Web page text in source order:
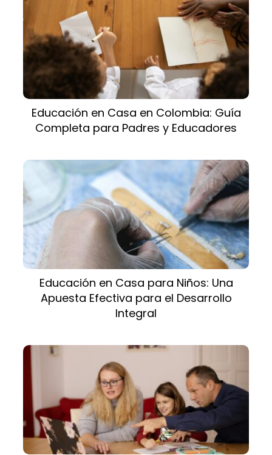
Educación en Casa en Colombia: Guía
Completa para Padres y Educadores
Educación en Casa para Niños: Una
Apuesta Efectiva para el Desarrollo
Integral